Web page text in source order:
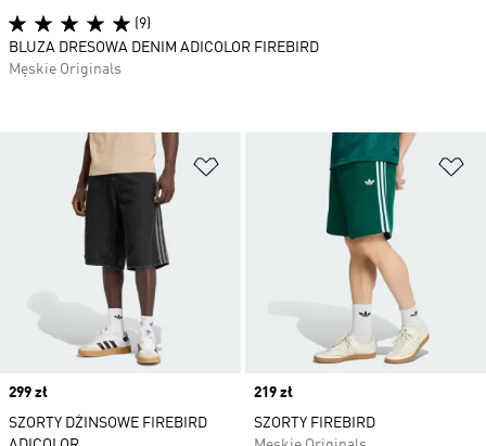
Dodaj do listy życzeń
Price
299 zł
SZORTY DŻINSOWE FIREBIRD
Price
219 zł
SZORTY FIREBIRD
(9)
BLUZA DRESOWA DENIM ADICOLOR FIREBIRD
Męskie Originals